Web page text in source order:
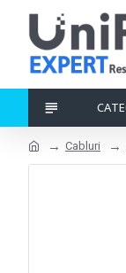
Cabluri